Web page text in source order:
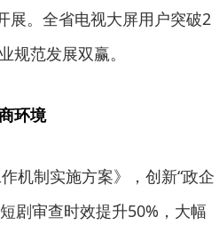
展。全省电视大屏用户突破2
范发展双赢。
环境
机制实施方案》，创新“政企
剧审查时效提升50%，大幅